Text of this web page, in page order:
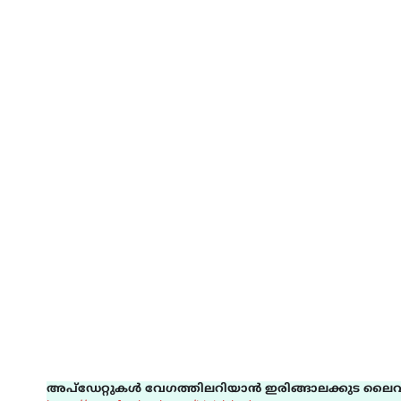
അപ്ഡേറ്റുകൾ വേഗത്തിലറിയാൻ ഇരിങ്ങാലക്കുട